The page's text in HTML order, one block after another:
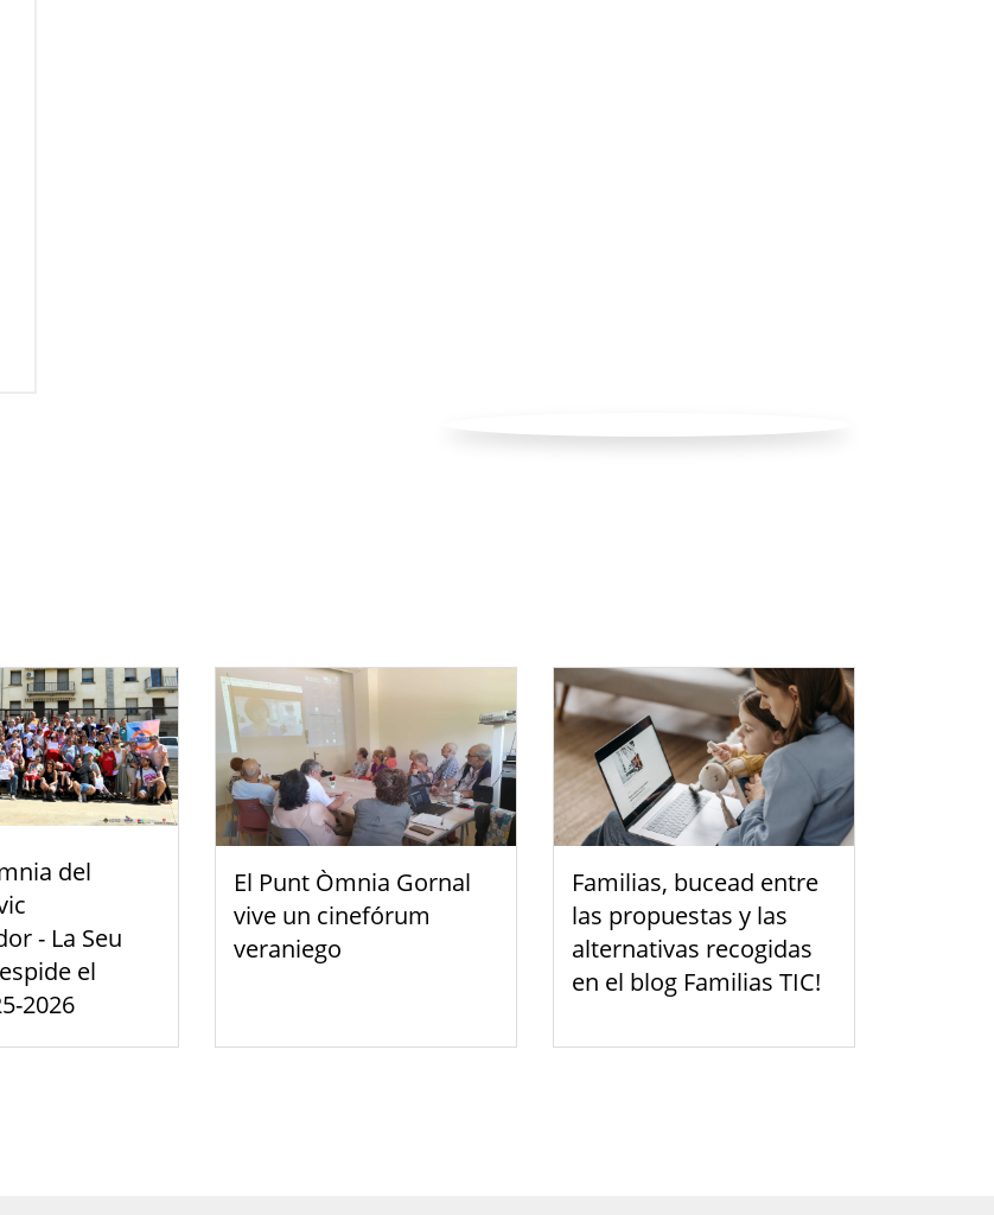
del
- La Seu
el
2026
El Punt Òmnia Gornal
vive un cinefórum
veraniego
Familias, bucead entre
las propuestas y las
alternativas recogidas
en el blog Familias TIC!